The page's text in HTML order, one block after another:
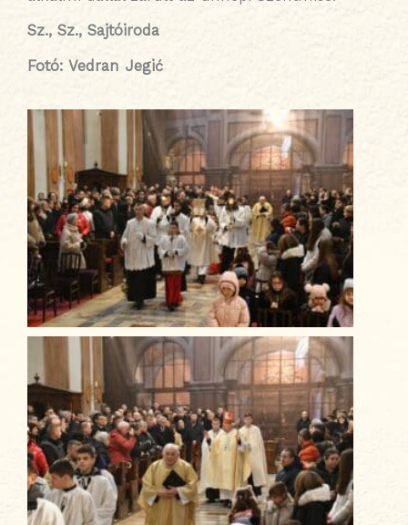
Sz., Sz., Sajtóiroda
Fotó: Vedran Jegić